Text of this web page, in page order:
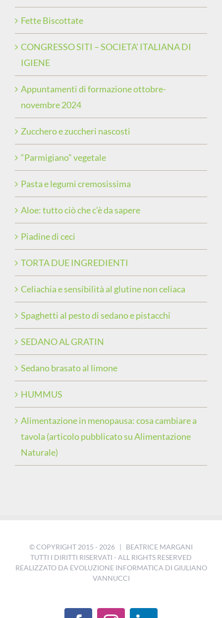
Fette Biscottate
CONGRESSO SITI – SOCIETA’ ITALIANA DI
IGIENE
Appuntamenti di formazione ottobre-
novembre 2024
Zucchero e zuccheri nascosti
“Parmigiano” vegetale
Pasta e legumi cremosissima
Aloe: tutto ciò che c’è da sapere
Piadine di ceci
TORTA DUE INGREDIENTI
Celiachia e sensibilità al glutine non celiaca
Spaghetti al pesto di sedano e pistacchi
SEDANO AL GRATIN
Sedano brasato al limone
HUMMUS
Alimentazione in menopausa: cosa cambiare a
tavola (articolo pubblicato su Alimentazione
Naturale)
© COPYRIGHT 2015 - 2026 | BEATRICE MARGANI
TUTTI I DIRITTI RISERVATI - ALL RIGHTS RESERVED
REALIZZATO DA EVOLUZIONE INFORMATICA DI GIULIANO
VANNUCCI